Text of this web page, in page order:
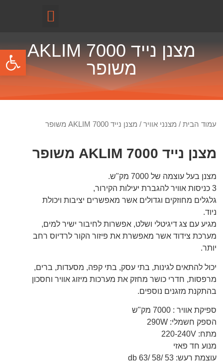
מצנן נייד AKLIM 7000
משופר
עמוד הבית / מצנני אוויר / מצנן נייד AKLIM 7000 משופר
מצנן נייד AKLIM 7000 משופר
מצנן בעל עוצמה של 7000 מק"ש.
3 כניסות אוויר להגברת יעילות הקירור,
גלגלים מחוזקים וגדולים אשר מאפשרים יציבות ויכולת
ניוד.
מגיע עם צג דיגיטלי ושלט, אפשרות לחיבור ישיר למים,
מערכת צידוד אשר מאפשרת את פיזור הקור לרדיוס רחב
יותר.
יכול להתאים לגינות, בתי עסק, בתי קפה, מסעדות, ברים,
מרפסות, חדרי כושר מחזק את מערכות מיזוג אוויר וחסכון
בהתקנת מזגנים נוספים.
ספיקת אוויר : 7000 מק"ש
הספק חשמלי: 290W
מתח: 220-240V
מנוע חד פאזי
עוצמת רעש: 53 /58 /63 db